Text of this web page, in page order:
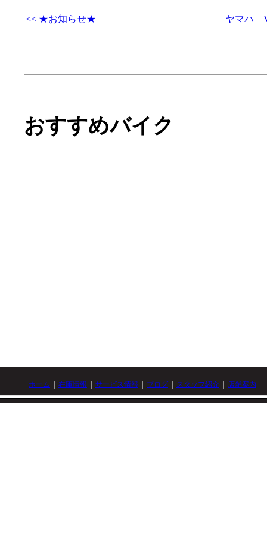
<< ★お知らせ★ ヤマハ
おすすめバイク
ホーム 在庫情報 サービス情報 ブログ スタッフ紹介 店舗案内